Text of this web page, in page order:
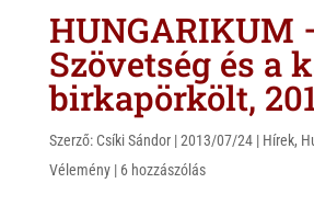
HUNGARIKUM
Szövetség és a
birkapörkölt,
Szerző: Csíki Sándor|2013/07/24| Hírek,
Vélemény| 6 hozzászólás